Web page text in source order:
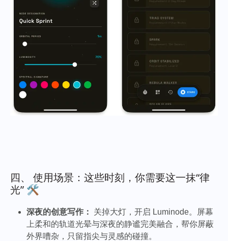
四、 使用场景：这些时刻，你需要这一抹“律
光” 🛠️
深夜的创意写作：
关掉大灯，开启 Luminode。屏幕
上柔和的轨道光晕与深夜的静谧完美融合，帮你屏蔽
外界嘈杂，只留指尖与灵感的碰撞。